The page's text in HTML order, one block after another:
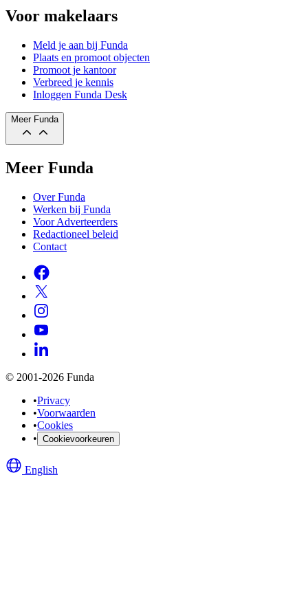
Voor makelaars
Meld je aan bij Funda
Plaats en promoot objecten
Promoot je kantoor
Verbreed je kennis
Inloggen Funda Desk
Meer Funda
Meer Funda
Over Funda
Werken bij Funda
Voor Adverteerders
Redactioneel beleid
Contact
© 2001-2026 Funda
•Privacy
•Voorwaarden
•Cookies
• Cookievoorkeuren
English